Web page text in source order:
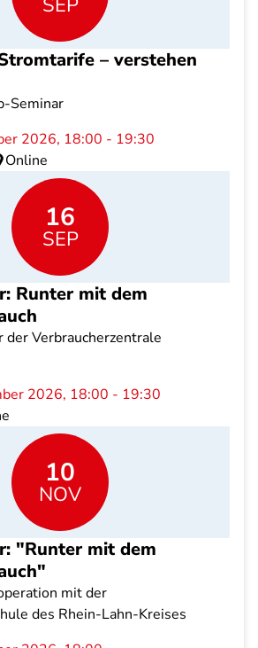
SEP
– verstehen
Seminar
2026, 18:00 - 19:30
Online
16
SEP
Runter mit dem
der Verbraucherzentrale
2026, 18:00 - 19:30
10
NOV
"Runter mit dem
mit der
des Rhein-Lahn-Kreises